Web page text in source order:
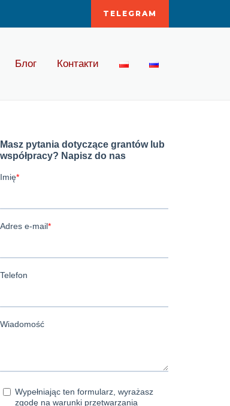
TELEGRAM
Блог Контакти